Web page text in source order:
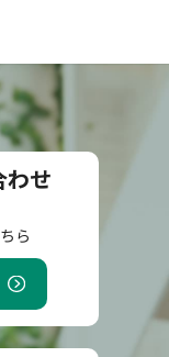
わせ
ら